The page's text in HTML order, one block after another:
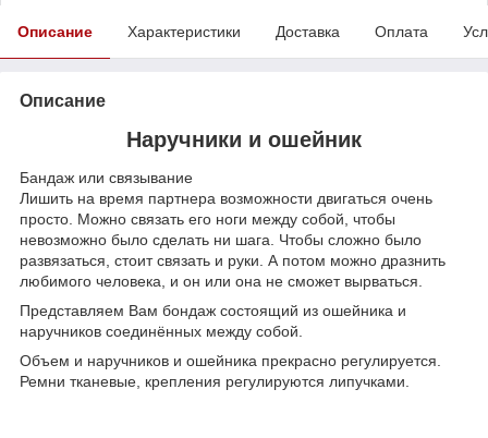
Описание Характеристики Доставка Оплата
Описание
Наручники и ошейник
Бандаж или связывание
Лишить на время партнера возможности двигаться очень
просто. Можно связать его ноги между собой, чтобы
невозможно было сделать ни шага. Чтобы сложно было
развязаться, стоит связать и руки. А потом можно дразнить
любимого человека, и он или она не сможет вырваться.
Представляем Вам бондаж состоящий из ошейника и
наручников соединённых между собой.
Объем и наручников и ошейника прекрасно регулируется.
Ремни тканевые, крепления регулируются липучками.